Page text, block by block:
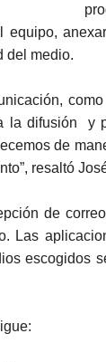
equipo,
del medio.
la difusión
y
de
resaltó
de
Las
escogidos
: